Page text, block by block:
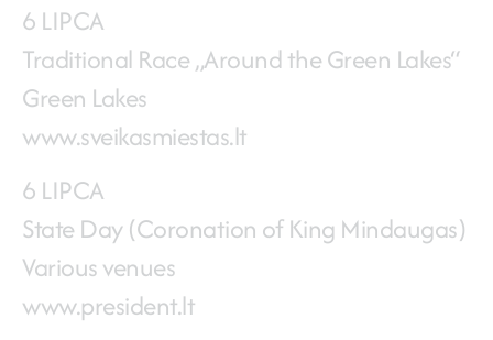
6 LIPCA
Traditional Race „Around the Green Lakes“
Green Lakes
www.sveikasmiestas.lt
6 LIPCA
State Day (Coronation of King Mindaugas)
Various venues
www.president.lt